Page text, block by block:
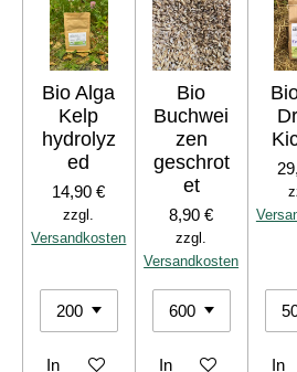
Bio Alga
Kelp
hydrolyz
ed
14,90 €
zzgl.
Versandkosten
In den Warenkorb
Bio
Buchwei
zen
geschrot
et
8,90 €
zzgl.
Versandkosten
In den Warenkorb
In